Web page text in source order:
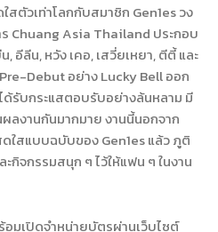
ตัวเท่าโลกกับสมาชิก Gen1es วง
Chuang Asia Thailand ประกอบ
อีลีน, หวัง เคอ, เสวี่ยเหยา, ตีตี้ และ
Debut อย่าง Lucky Bell ออก
ด้รับกระแสตอบรับอย่างล้นหลาม มี
งานกันมากมาย งานนี้นอกจาก
ใสแบบฉบับของ Gen1es แล้ว ภูติ
กิจกรรมสนุก ๆ ไว้ให้แฟน ๆ ในงาน
มเปิดจำหน่ายบัตรผ่านเว็บไซต์